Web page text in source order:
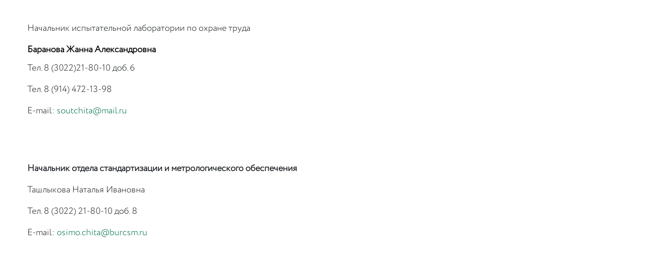
Начальник испытательной лаборатории по охране труда
Баранова Жанна Александровна
Тел. 8 (3022)21-80-10 доб. 6
Тел. 8 (914) 472-13-98
E-mail: soutchita@mail.ru
Начальник отдела стандартизации и метрологического обеспечения
Ташлыкова Наталья Ивановна
Тел. 8 (3022) 21-80-10 доб. 8
E-mail: osimo.chita@burcsm.ru